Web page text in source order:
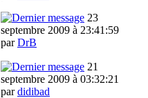
23
septembre 2009 à 23:41:59
parDrB
21
septembre 2009 à 03:32:21
pardidibad